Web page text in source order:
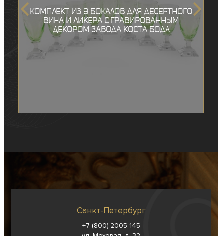
Комплект из 9 бокалов для десертного
вина и ликера с гравированным
декором завода Коста Бода
Санкт-Петербург
+7 (800) 2005-145